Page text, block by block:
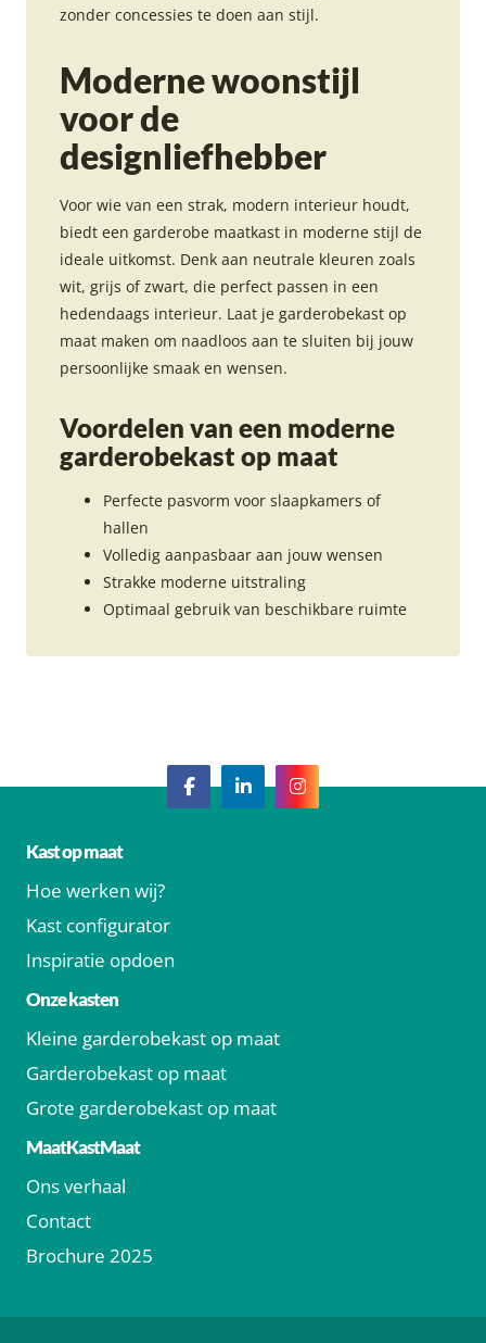
zonder concessies te doen aan stijl.
Moderne woonstijl
voor de
designliefhebber
Voor wie van een strak, modern interieur houdt,
biedt een garderobe maatkast in moderne stijl de
ideale uitkomst. Denk aan neutrale kleuren zoals
wit, grijs of zwart, die perfect passen in een
hedendaags interieur. Laat je garderobekast op
maat maken om naadloos aan te sluiten bij jouw
persoonlijke smaak en wensen.
Voordelen van een moderne
garderobekast op maat
Perfecte pasvorm voor slaapkamers of
hallen
Volledig aanpasbaar aan jouw wensen
Strakke moderne uitstraling
Optimaal gebruik van beschikbare ruimte
Kast op maat
Hoe werken wij?
Kast configurator
Inspiratie opdoen
Onze kasten
Kleine garderobekast op maat
Garderobekast op maat
Grote garderobekast op maat
MaatKastMaat
Ons verhaal
Contact
Brochure 2025